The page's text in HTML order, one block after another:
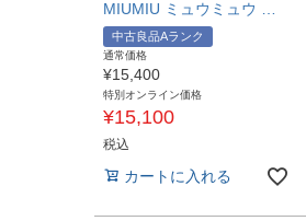
中古良品Aランク
通常価格
¥15,400
特別オンライン価格
¥15,100
税込
カートに入れる